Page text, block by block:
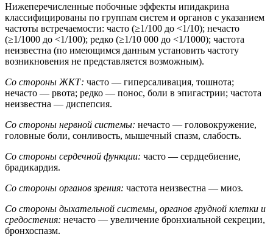
Нижеперечисленные побочные эффекты ипидакрина
классифицированы по группам систем и органов с указанием
частоты встречаемости: часто (≥1/100 до <1/10); нечасто
(≥1/1000 до <1/100); редко (≥1/10 000 до <1/1000); частота
неизвестна (по имеющимся данным установить частоту
возникновения не представляется возможным).
Со стороны ЖКТ: часто — гиперсаливация, тошнота;
нечасто — рвота; редко — понос, боли в эпигастрии; частота
неизвестна — диспепсия.
Со стороны нервной системы: нечасто — головокружение,
головные боли, сонливость, мышечный спазм, слабость.
Со стороны сердечной функции: часто — сердцебиение,
брадикардия.
Со стороны органов зрения: частота неизвестна — миоз.
Со стороны дыхательной системы, органов грудной клетки и
средостения: нечасто — увеличение бронхиальной секреции,
бронхоспазм.